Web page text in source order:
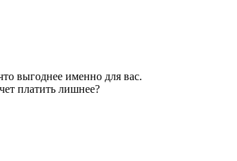
выгоднее именно для вас.
платить лишнее?